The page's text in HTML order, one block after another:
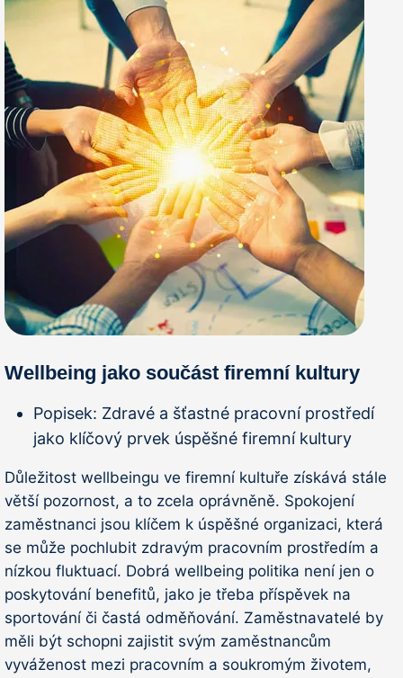
Wellbeing jako součást firemní kultury
Popisek: Zdravé a šťastné pracovní prostředí
jako klíčový prvek úspěšné firemní kultury
Důležitost wellbeingu ve firemní kultuře získává stále
větší pozornost, a to zcela oprávněně. Spokojení
zaměstnanci jsou klíčem k úspěšné organizaci, která
se může pochlubit zdravým pracovním prostředím a
nízkou fluktuací. Dobrá wellbeing politika není jen o
poskytování benefitů, jako je třeba příspěvek na
sportování či častá odměňování. Zaměstnavatelé by
měli být schopni zajistit svým zaměstnancům
vyváženost mezi pracovním a soukromým životem,